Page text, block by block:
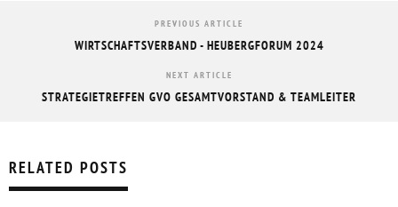
PREVIOUS ARTICLE
WIRTSCHAFTSVERBAND - HEUBERGFORUM 2024
NEXT ARTICLE
STRATEGIETREFFEN GVO GESAMTVORSTAND & TEAMLEITER
RELATED POSTS